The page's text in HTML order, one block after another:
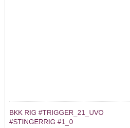
BKK RIG #TRIGGER_21_UVO
#STINGERRIG #1_0